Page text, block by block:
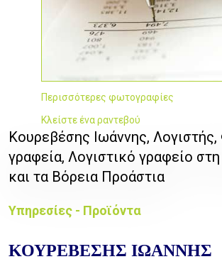
Περισσότερες φωτογραφίες
Κλείστε ένα ραντεβού
Κουρεβέσης Ιωάννης,
γραφεία, Λογιστικό γραφείο
και τα Βόρεια Προάστια
Υπηρεσίες - Προϊόντα
ΚΟΥΡΕΒΕΣΗΣ ΙΩΑΝΝΗΣ